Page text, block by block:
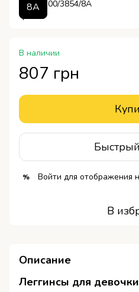
8A
В наличии
807 грн
% Войти для отображения
В
Описание
Леггинсы для